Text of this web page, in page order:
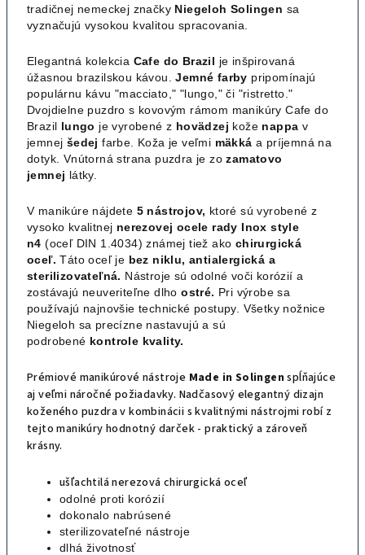
tradičnej nemeckej značky Niegeloh Solingen sa
vyznačujú vysokou kvalitou spracovania.
Elegantná kolekcia Cafe do Brazil je inšpirovaná
úžasnou brazilskou kávou.Jemné farby pripomínajú
populárnu kávu "macciato," "lungo," či "ristretto."
Dvojdielne puzdro s kovovým rámom manikúry Cafe do
Brazil lungo je vyrobené z hovädzej kože nappa v
jemnej šedejfarbe. Koža je veľmi mäkkáa príjemná na
dotyk. Vnútorná strana puzdra je zozamatovo
jemnej látky.
V manikúre nájdete 5 nástrojov, ktoré sú vyrobené z
vysoko kvalitnej nerezovej ocele rady Inox style
n4(oceľ DIN 1.4034) známej tiež ako chirurgická
oceľ.Táto oceľ je bez niklu, antialergická a
sterilizovateľná. Nástroje sú odolné voči korózií a
zostávajú neuveriteľne dlhoostré. Pri výrobe sa
používajú najnovšie technické postupy. Všetky nožnice
Niegeloh sa precízne nastavujú a sú
podrobené kontrole kvality.
Prémiové manikúrové nástroje Made in Solingen spĺňajúce
aj veľmi náročné požiadavky. Nadčasový elegantný dizajn
koženého puzdra v kombinácii s kvalitnými nástrojmi robí z
tejto manikúry hodnotný darček - praktický a zároveň
krásny.
ušľachtilá nerezová chirurgická oceľ
odolné proti korózií
dokonalo nabrúsené
sterilizovateľné nástroje
dlhá životnosť